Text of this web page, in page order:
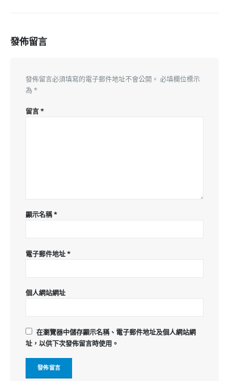
發佈留言
發佈留言必須填寫的電子郵件地址不會公開。 必填欄位標示
為 *
留言*
顯示名稱*
電子郵件地址*
個人網站網址
在瀏覽器中儲存顯示名稱、電子郵件地址及個人網站網
址，以供下次發佈留言時使用。